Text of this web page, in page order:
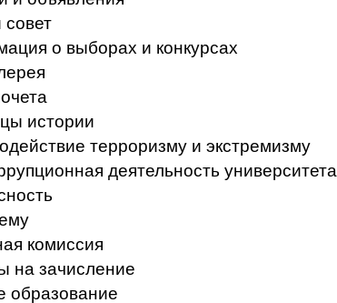
о выборах и конкурсах
истории
терроризму и экстремизму
деятельность университета
комиссия
на зачисление
образование